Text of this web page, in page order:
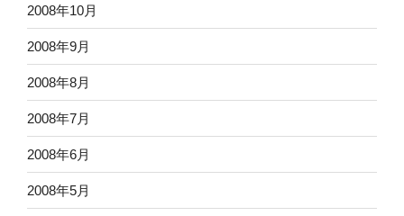
2008年10月
2008年9月
2008年8月
2008年7月
2008年6月
2008年5月